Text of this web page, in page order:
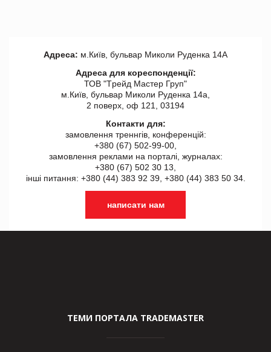
Адреса: м.Київ, бульвар Миколи Руденка 14А
Адреса для кореспонденції:
ТОВ "Tрейд Мастер Груп"
м.Київ, бульвар Миколи Руденка 14а,
2 поверх, оф 121, 03194
Контакти для:
замовлення треннгів, конференцій:
+380 (67) 502-99-00,
замовлення реклами на порталі, журналах:
+380 (67) 502 30 13,
інші питання: +380 (44) 383 92 39, +380 (44) 383 50 34.
написати нам
ТЕМИ ПОРТАЛА TRADEMASTER